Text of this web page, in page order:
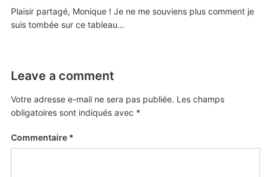
Plaisir partagé, Monique ! Je ne me souviens plus comment je
suis tombée sur ce tableau…
Leave a comment
Votre adresse e-mail ne sera pas publiée. Les champs
obligatoires sont indiqués avec *
Commentaire *